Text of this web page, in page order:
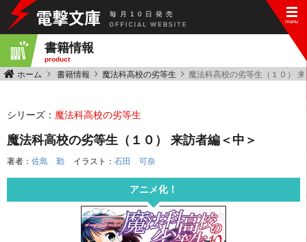
毎 月 10 日 発 売
書籍情報
product
ホーム 書籍情報 魔法科高校の劣等生 魔法科高校の劣等生（１０）
シリーズ： 魔法科高校の劣等生
魔法科高校の劣等生（１０） 来訪者編＜中＞
著者： 佐島 勤 イラスト： 石田 可奈
アニメ化！